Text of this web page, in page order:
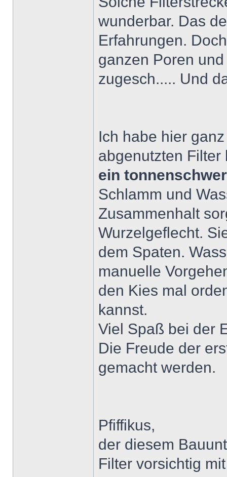
wunderbar. Das
Erfahrungen.
ganzen Poren
zugesch..... Und
Ich habe hier
abgenutzten Filter
ein
Schlamm und
Zusammenhalt
Wurzelgeflecht.
dem Spaten.
manuelle
den Kies mal
kannst.
Viel Spaß bei der
Die Freude der
gemacht werden.
Pfiffikus,
der diesem
Filter vorsichtig